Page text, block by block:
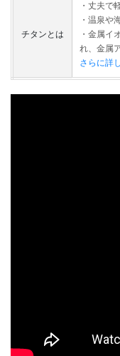
チタンとは
・丈夫で
・温泉や
・金属イ
れ、金属
さらに詳